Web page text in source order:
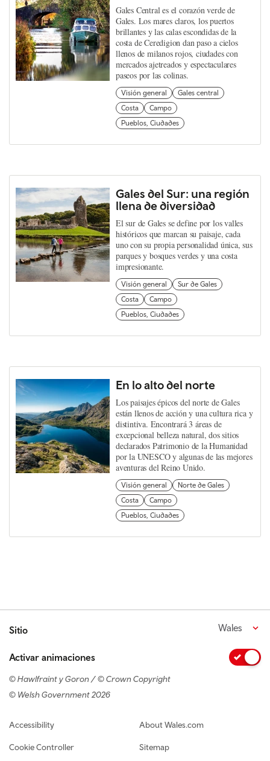
Gales Central es el corazón verde de
Gales. Los mares claros, los puertos
brillantes y las calas escondidas de la
costa de Ceredigion dan paso a cielos
llenos de milanos rojos, ciudades con
mercados ajetreados y espectaculares
paseos por las colinas.
Visión general
Gales central
Costa
Campo
Pueblos, Ciudades
Gales del Sur: una región
llena de diversidad
El sur de Gales se define por los valles
históricos que marcan su paisaje, cada
uno con su propia personalidad única, sus
parques y bosques verdes y una costa
impresionante.
Visión general
Sur de Gales
Costa
Campo
Pueblos, Ciudades
En lo alto del norte
Los paisajes épicos del norte de Gales
están llenos de acción y una cultura rica y
distintiva. Encontrará 3 áreas de
excepcional belleza natural, dos sitios
declarados Patrimonio de la Humanidad
por la UNESCO y algunas de las mejores
aventuras del Reino Unido.
Visión general
Norte de Gales
Costa
Campo
Pueblos, Ciudades
Sitio Wales
Activar animaciones
© Hawlfraint y Goron / © Crown Copyright
© Welsh Government 2026
Footer navigation
Accessibility
Cookie Controller
About Wales.com
Sitemap